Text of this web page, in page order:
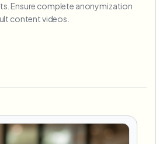
Ensure complete anonymization
content videos.